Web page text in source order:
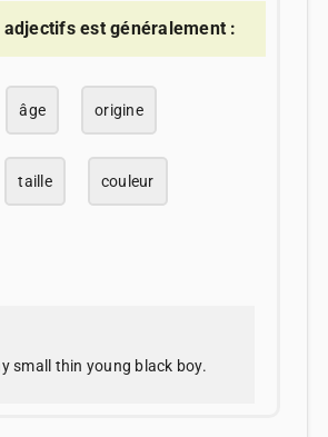
adjectifs est généralement :
âge origine
taille couleur
small thin young black boy.